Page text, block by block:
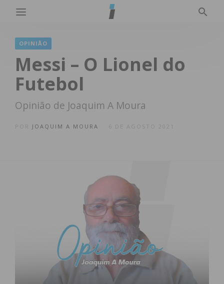
OPINIÃO
Messi – O Lionel do
Futebol
Opinião de Joaquim A Moura
JOAQUIM A MOURA 6 DE AGOSTO 2021